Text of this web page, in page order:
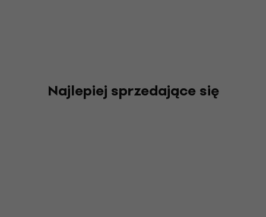
Najlepiej sprzedające się